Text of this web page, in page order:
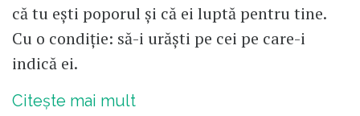
că tu ești poporul și că ei luptă pentru tine.
Cu o condiție: să-i urăști pe cei pe care-i
indică ei.
Citește mai mult